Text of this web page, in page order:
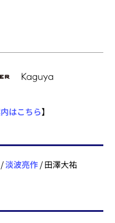
はこちら】
淡波亮作 / 田澤大祐